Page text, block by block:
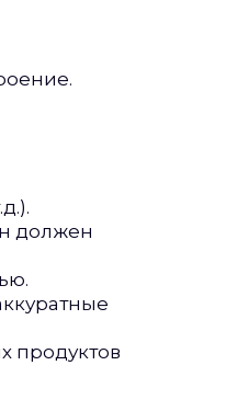
должен
продуктов